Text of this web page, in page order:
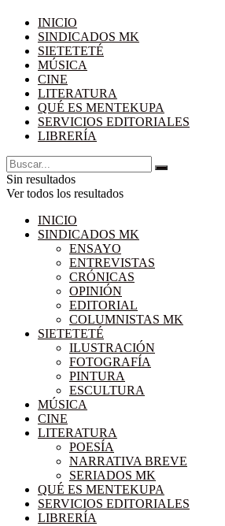
INICIO
SINDICADOS MK
SIETETETÉ
MÚSICA
CINE
LITERATURA
QUÉ ES MENTEKUPA
SERVICIOS EDITORIALES
LIBRERÍA
Sin resultados
Ver todos los resultados
INICIO
SINDICADOS MK
ENSAYO
ENTREVISTAS
CRÓNICAS
OPINIÓN
EDITORIAL
COLUMNISTAS MK
SIETETETÉ
ILUSTRACIÓN
FOTOGRAFÍA
PINTURA
ESCULTURA
MÚSICA
CINE
LITERATURA
POESÍA
NARRATIVA BREVE
SERIADOS MK
QUÉ ES MENTEKUPA
SERVICIOS EDITORIALES
LIBRERÍA